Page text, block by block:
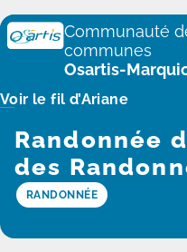
Panneau de gestion des
Communauté
communes
Osartis-
Voir le fil d’Ariane
Randonnée
des
RANDONNÉE